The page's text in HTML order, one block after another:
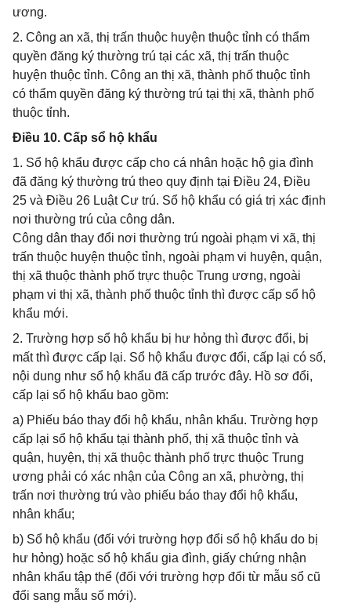
ương.
2. Công an xã, thị trấn thuộc huyện thuộc tỉnh có thẩm
quyền đăng ký thường trú tại các xã, thị trấn thuộc
huyện thuộc tỉnh. Công an thị xã, thành phố thuộc tỉnh
có thẩm quyền đăng ký thường trú tại thị xã, thành phố
thuộc tỉnh.
Điều 10. Cấp sổ hộ khẩu
1. Sổ hộ khẩu được cấp cho cá nhân hoặc hộ gia đình
đã đăng ký thường trú theo quy định tại Điều 24, Điều
25 và Điều 26 Luật Cư trú. Sổ hộ khẩu có giá trị xác định
nơi thường trú của công dân.
Công dân thay đổi nơi thường trú ngoài phạm vi xã, thị
trấn thuộc huyện thuộc tỉnh, ngoài phạm vi huyện, quận,
thị xã thuộc thành phố trực thuộc Trung ương, ngoài
phạm vi thị xã, thành phố thuộc tỉnh thì được cấp sổ hộ
khẩu mới.
2. Trường hợp sổ hộ khẩu bị hư hỏng thì được đổi, bị
mất thì được cấp lại. Sổ hộ khẩu được đổi, cấp lại có số,
nội dung như sổ hộ khẩu đã cấp trước đây. Hồ sơ đổi,
cấp lại sổ hộ khẩu bao gồm:
a) Phiếu báo thay đổi hộ khẩu, nhân khẩu. Trường hợp
cấp lại sổ hộ khẩu tại thành phố, thị xã thuộc tỉnh và
quận, huyện, thị xã thuộc thành phố trực thuộc Trung
ương phải có xác nhận của Công an xã, phường, thị
trấn nơi thường trú vào phiếu báo thay đổi hộ khẩu,
nhân khẩu;
b) Sổ hộ khẩu (đối với trường hợp đổi sổ hộ khẩu do bị
hư hỏng) hoặc sổ hộ khẩu gia đình, giấy chứng nhận
nhân khẩu tập thể (đối với trường hợp đổi từ mẫu sổ cũ
đổi sang mẫu số mới).